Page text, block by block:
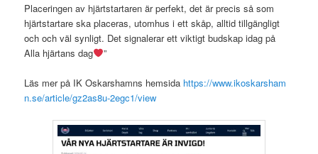
Placeringen av hjärtstartaren är perfekt, det är precis så som
hjärtstartare ska placeras, utomhus i ett skåp, alltid tillgängligt
och och väl synligt. Det signalerar ett viktigt budskap idag på
Alla hjärtans dag
”
Läs mer på IK Oskarshamns hemsida https://www.ikoskarsham
n.se/article/gz2as8u-2egc1/view